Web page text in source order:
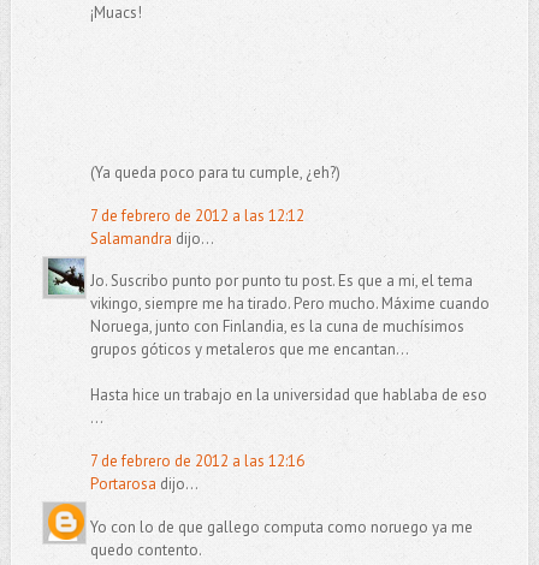
¡Muacs!
(Ya queda poco para tu cumple, ¿eh?)
7 de febrero de 2012 a las 12:12
Salamandra dijo...
Jo. Suscribo punto por punto tu post. Es que a mi, el tema
vikingo, siempre me ha tirado. Pero mucho. Máxime cuando
Noruega, junto con Finlandia, es la cuna de muchísimos
grupos góticos y metaleros que me encantan...
Hasta hice un trabajo en la universidad que hablaba de eso
...
7 de febrero de 2012 a las 12:16
Portarosa dijo...
Yo con lo de que gallego computa como noruego ya me
quedo contento.